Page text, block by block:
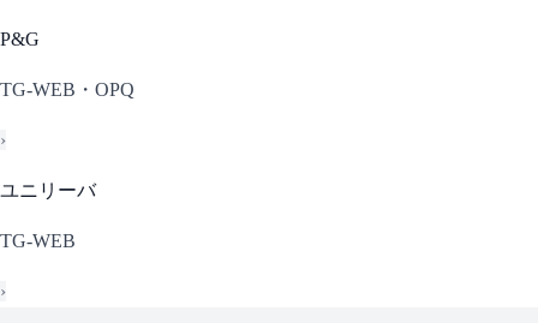
P&G
TG-WEB・OPQ
›
ユニリーバ
TG-WEB
›